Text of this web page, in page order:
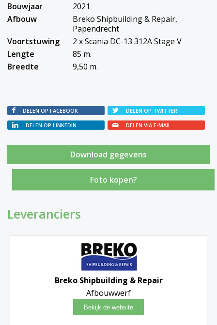
Bouwjaar
2021
Afbouw
Breko Shipbuilding & Repair,
Papendrecht
Voortstuwing
2 x Scania DC-13 312A Stage V
Lengte
85 m.
Breedte
9,50 m.
DELEN OP FACEBOOK
DELEN OP TWITTER
DELEN OP LINKEDIN
DELEN VIA E-MAIL
Foto kopen?
Leveranciers
Breko Shipbuilding & Repair
Afbouwwerf